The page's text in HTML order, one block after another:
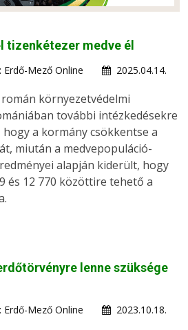
tizenkétezer medve él
Erdő-Mező Online 2025.04.14.
környezetvédelmi
további intézkedésekre
a kormány csökkentse a
miután a medvepopuláció-
alapján kiderült, hogy
és 12 770 közöttire tehető a
lenne szüksége
Erdő-Mező Online 2023.10.18.